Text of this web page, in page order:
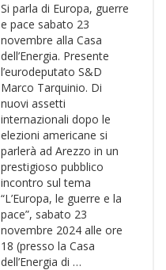
Si parla di Europa, guerre
e pace sabato 23
novembre alla Casa
dell’Energia. Presente
l’eurodeputato S&D
Marco Tarquinio. Di
nuovi assetti
internazionali dopo le
elezioni americane si
parlerà ad Arezzo in un
prestigioso pubblico
incontro sul tema
“L’Europa, le guerre e la
pace”, sabato 23
novembre 2024 alle ore
18 (presso la Casa
dell’Energia di …